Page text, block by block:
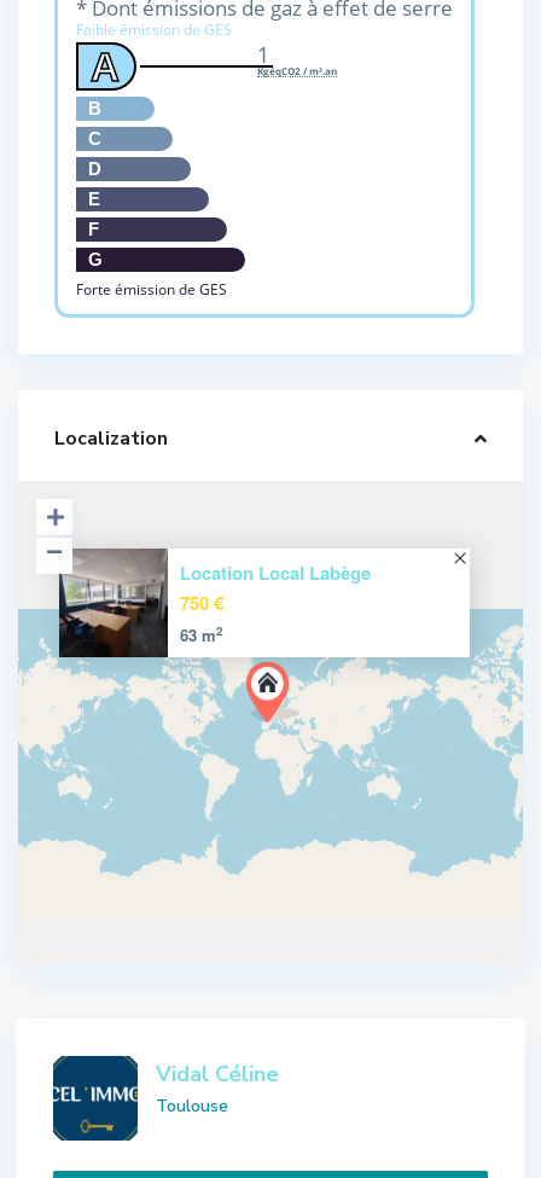
* Dont émissions de gaz à effet de serre
Faible émission de GES
A
B
C
D
E
F
G
Forte émission de GES
1
KgéqCO2 / m².an
Localization
Location Local Labège
750 €
63 m2
Vidal Céline
Toulouse